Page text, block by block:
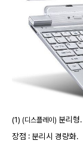
(1) (디스플레이) 분리형.
장점 : 분리시 경량화.